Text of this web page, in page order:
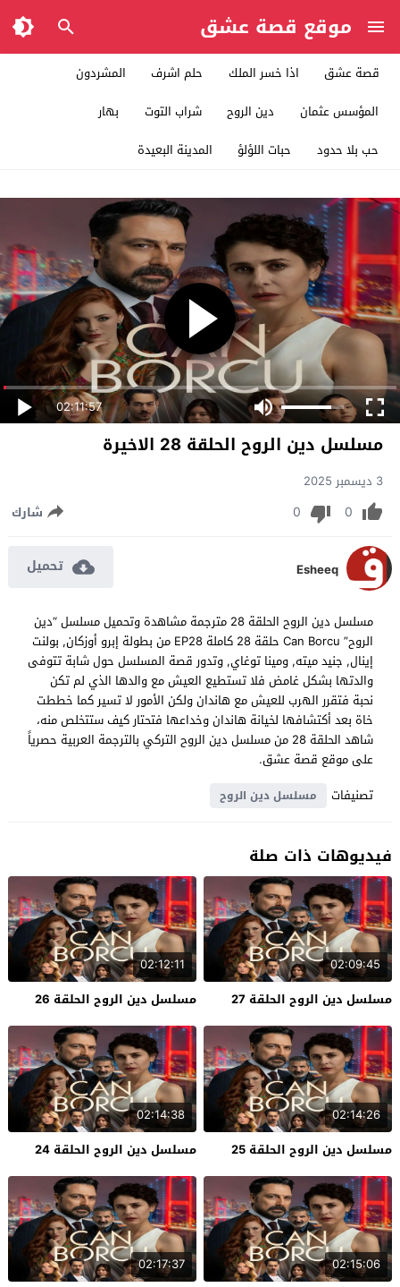
موقع قصة عشق
قصة عشق اذا خسر الملك حلم اشرف
المشردون
المؤسس عثمان
دين الروح شراب التوت
بهار
حب بلا حدود
حبات اللؤلؤ المدينة البعيدة
02:11:57
مسلسل دين الروح الحلقة 28 الاخيرة
3 ديسمبر 2025
0
0 شارك
Esheeq تحميل
مسلسل دين الروح الحلقة 28 مترجمة مشاهدة وتحميل مسلسل “دين
الروح” Can Borcu حلقة 28 كاملة EP28 من بطولة إبرو أوزكان, بولنت
إينال, جنيد ميته, ومينا توغاي, وتدور قصة المسلسل حول شابة تتوفى
والدتها بشكل غامض فلا تستطيع العيش مع والدها الذي لم تكن
نحبة فتقرر الهرب للعيش مع هاندان ولكن الأمور لا تسير كما خططت
خاة بعد أكتشافها لخيانة هاندان وخداعها فتحتار كيف ستتخلص منه،
شاهد الحلقة 28 من مسلسل دين الروح التركي بالترجمة العربية حصرياً
على موقع قصة عشق.
تصنيفات
مسلسل دين الروح
فيديوهات ذات صلة
02:09:45
مسلسل دين الروح الحلقة 27
02:12:11
مسلسل دين الروح الحلقة 26
02:14:26
مسلسل دين الروح الحلقة 25
02:14:38
مسلسل دين الروح الحلقة 24
02:15:06
02:17:37